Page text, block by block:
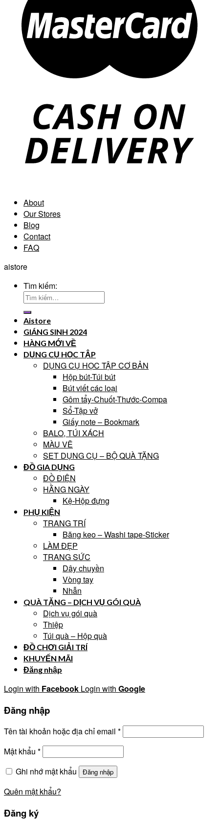
About
Our Stores
Blog
Contact
FAQ
aistore
Tìm kiếm:
Aistore
GIÁNG SINH 2024
HÀNG MỚI VỀ
DỤNG CỤ HỌC TẬP
DỤNG CỤ HỌC TẬP CƠ BẢN
Hộp bút-Túi bút
Bút viết các loại
Gôm tẩy-Chuốt-Thước-Compa
Sổ-Tập vở
Giấy note – Bookmark
BALO, TÚI XÁCH
MÀU VẼ
SET DỤNG CỤ – BỘ QUÀ TẶNG
ĐỒ GIA DỤNG
ĐỒ ĐIỆN
HẰNG NGÀY
Kệ-Hộp đựng
PHỤ KIỆN
TRANG TRÍ
Băng keo – Washi tape-Sticker
LÀM ĐẸP
TRANG SỨC
Dây chuyền
Vòng tay
Nhẫn
QUÀ TẶNG – DỊCH VỤ GÓI QUÀ
Dịch vụ gói quà
Thiệp
Túi quà – Hộp quà
ĐỒ CHƠI GIẢI TRÍ
KHUYẾN MÃI
Đăng nhập
Login with Facebook Login with Google
Đăng nhập
Tên tài khoản hoặc địa chỉ email *
Mật khẩu *
Ghi nhớ mật khẩu
Đăng nhập
Quên mật khẩu?
Đăng ký